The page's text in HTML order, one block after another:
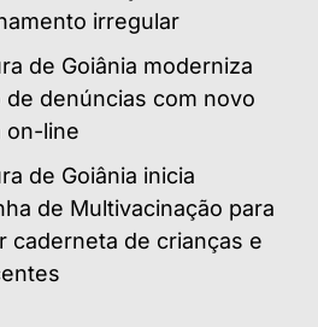
irregular
de Goiânia moderniza
de denúncias com novo
on-line
de Goiânia inicia
de Multivacinação para
caderneta de crianças e